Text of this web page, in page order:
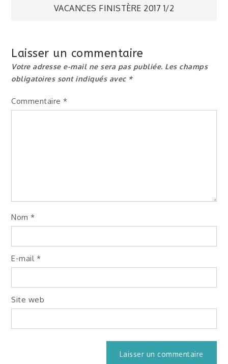
Navigation
l’article
VACANCES FINISTÈRE 2017 1/2
Laisser un commentaire
Votre adresse e-mail ne sera pas publiée. Les champs
obligatoires sont indiqués avec *
Commentaire*
Nom*
E-mail *
Site web